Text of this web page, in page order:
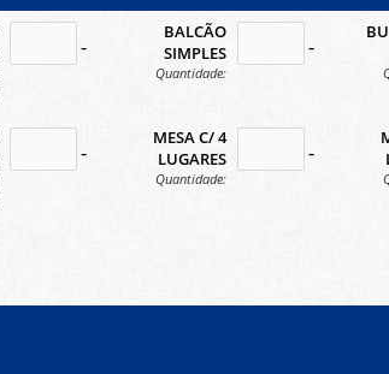
BALCÃO
SIMPLES
Quantidade:
no-
no-icon
MESA C/ 4
LUGARES
Quantidade:
no-icon